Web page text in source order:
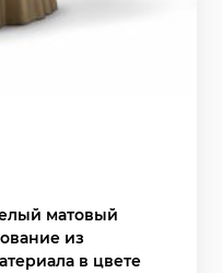
матовый
из
в цвете